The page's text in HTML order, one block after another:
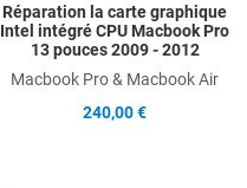
Réparation la carte graphique
Intel intégré CPU Macbook Pro
13 pouces 2009 - 2012
Macbook Pro & Macbook Air
240,00 €